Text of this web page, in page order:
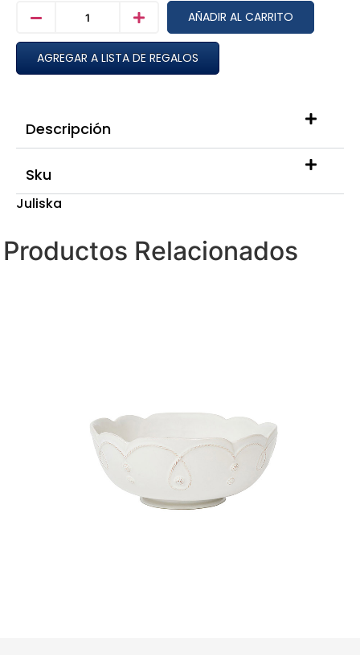
AÑADIR AL CARRITO
AGREGAR A LISTA DE REGALOS
Descripción
Sku
Juliska
Productos Relacionados